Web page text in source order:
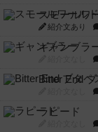
スモールワ
紹介文あり
ギャンブラ
Bitter End
ラピード